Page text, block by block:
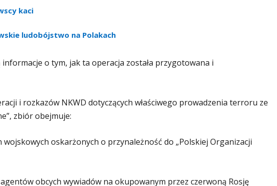
kaci
ludobójstwo na Polakach
informacje o tym, jak ta operacja została przygotowana i
i rozkazów NKWD dotyczących właściwego prowadzenia terroru ze
zbiór obejmuje:
wojskowych oskarżonych o przynależność do „Polskiej Organizacji
obcych wywiadów na okupowanym przez czerwoną Rosję